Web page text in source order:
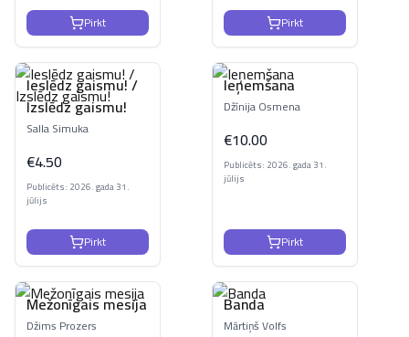
Pirkt Pirkt
Ieslēdz gaismu! /
Izslēdz gaismu!
Salla Simuka
€4.50
Publicēts: 2026. gada 31.
jūlijs
Pirkt
Ieņemšana
Džīnija Osmena
€10.00
Publicēts: 2026. gada 31.
jūlijs
Pirkt
Mežonīgais mesija
Džims Prozers
Banda
Mārtiņš Volfs